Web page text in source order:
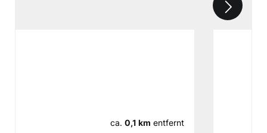
ca. 0,1 km entfernt